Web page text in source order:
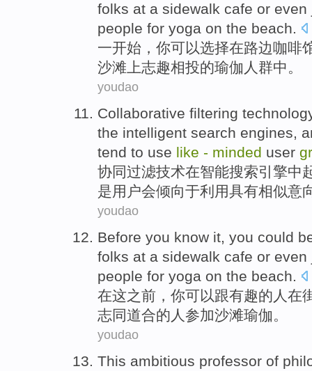
folks at a sidewalk cafe or even
people for yoga on the beach.
一开始， 你可以选择在路边咖啡
沙滩上志趣相投的瑜伽 人群中。
youdao
Collaborative filtering
the intelligent search engines,
tend to use like - minded user
协同过滤技术在智能搜索引擎中
是用户会倾向于利用具有相似意
youdao
Before you know it, you could
folks at a sidewalk cafe or even
people for yoga on the beach.
在这之前， 你可以跟有趣的 人 在
志同道合的 人 参加沙滩瑜伽。
youdao
This ambitious professor of